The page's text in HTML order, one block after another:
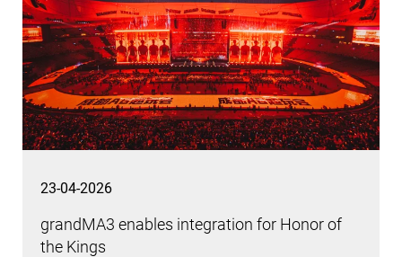
23-04-2026
grandMA3 enables integration for Honor of
the Kings